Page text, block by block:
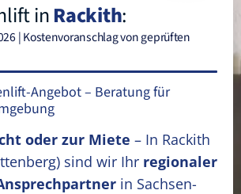
inRackith:
| Kostenvoranschlag von geprüften
Angebot – Beratung für
oder zur Miete – In Rackith
sind wir Ihr regionaler
in Sachsen-